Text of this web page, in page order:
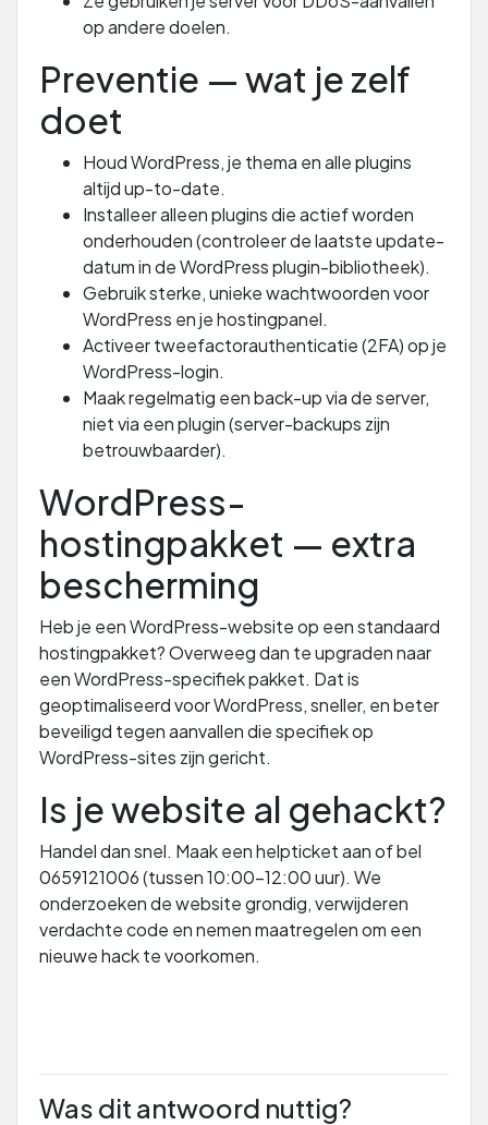
op andere doelen.
Preventie — wat je zelf
doet
Houd WordPress, je thema en alle plugins
altijd up-to-date.
Installeer alleen plugins die actief worden
onderhouden (controleer de laatste update-
datum in de WordPress plugin-bibliotheek).
Gebruik sterke, unieke wachtwoorden voor
WordPress en je hostingpanel.
Activeer tweefactorauthenticatie (2FA) op je
WordPress-login.
Maak regelmatig een back-up via de server,
niet via een plugin (server-backups zijn
betrouwbaarder).
WordPress-
hostingpakket — extra
bescherming
Heb je een WordPress-website op een standaard
hostingpakket? Overweeg dan te upgraden naar
een WordPress-specifiek pakket. Dat is
geoptimaliseerd voor WordPress, sneller, en beter
beveiligd tegen aanvallen die specifiek op
WordPress-sites zijn gericht.
Is je website al gehackt?
Handel dan snel. Maak een helpticket aan of bel
0659121006 (tussen 10:00-12:00 uur). We
onderzoeken de website grondig, verwijderen
verdachte code en nemen maatregelen om een
nieuwe hack te voorkomen.
Was dit antwoord nuttig?